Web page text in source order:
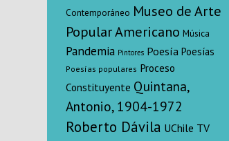
Contemporáneo Museo de Arte
Popular Americano Música
Pandemia Pintores Poesía Poesías
Poesías populares Proceso
Constituyente Quintana,
Antonio, 1904-1972
Roberto Dávila UChile TV